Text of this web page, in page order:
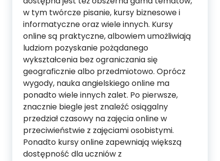
w tym twórcze pisanie, kursy biznesowe i
informatyczne oraz wiele innych. Kursy
online są praktyczne, albowiem umożliwiają
ludziom pozyskanie pożądanego
wykształcenia bez ograniczania się
geograficznie albo przedmiotowo. Oprócz
wygody, nauka angielskiego online ma
ponadto wiele innych zalet. Po pierwsze,
znacznie biegle jest znaleźć osiągalny
przedział czasowy na zajęcia online w
przeciwieństwie z zajęciami osobistymi.
Ponadto kursy online zapewniają większą
dostępność dla uczniów z